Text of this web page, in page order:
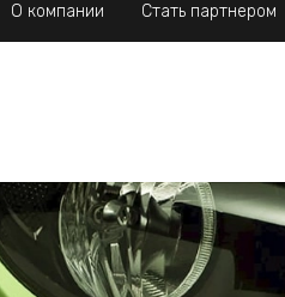
О компании Стать партнером